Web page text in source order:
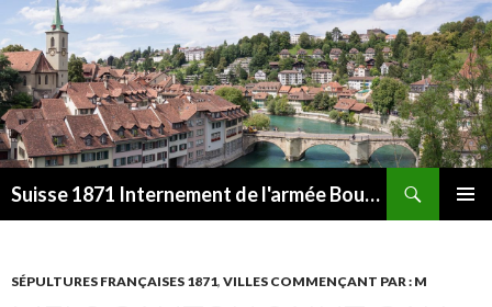
Suisse 1871 Internement de l'armée Bourbaki
SÉPULTURES FRANÇAISES 1871, VILLES COMMENÇANT PAR : M